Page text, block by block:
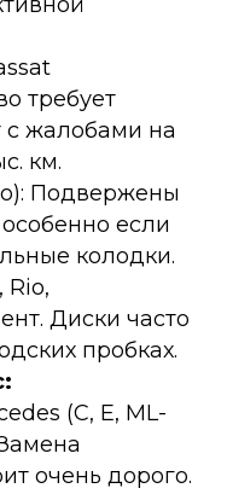
требует
с жалобами на
км.
Подвержены
если
колодки.
Rio,
Диски часто
пробках.
(C, E, ML-
очень дорого.